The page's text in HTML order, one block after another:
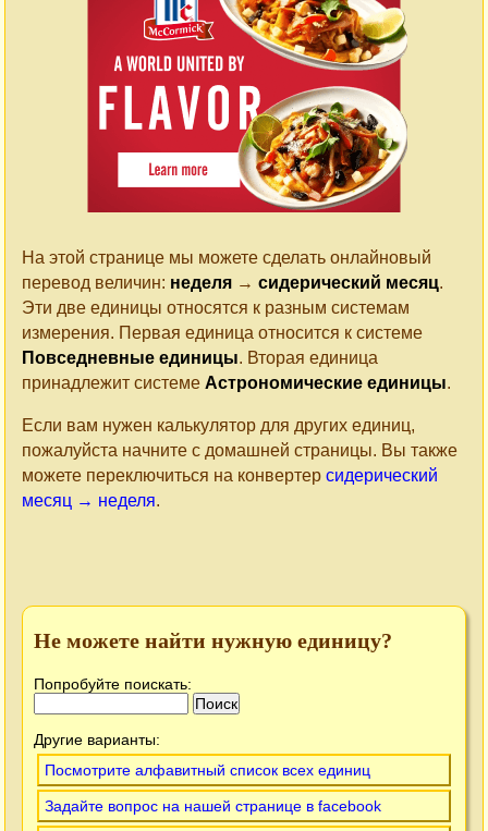
На этой странице мы можете сделать онлайновый
перевод величин: неделя → сидерический месяц.
Эти две единицы относятся к разным системам
измерения. Первая единица относится к системе
Повседневные единицы. Вторая единица
принадлежит системе Астрономические единицы.
Если вам нужен калькулятор для других единиц,
пожалуйста начните с домашней страницы. Вы также
можете переключиться на конвертер сидерический
месяц → неделя.
Не можете найти нужную единицу?
Попробуйте поискать:
Другие варианты:
Посмотрите алфавитный список всех единиц
Задайте вопрос на нашей странице в facebook